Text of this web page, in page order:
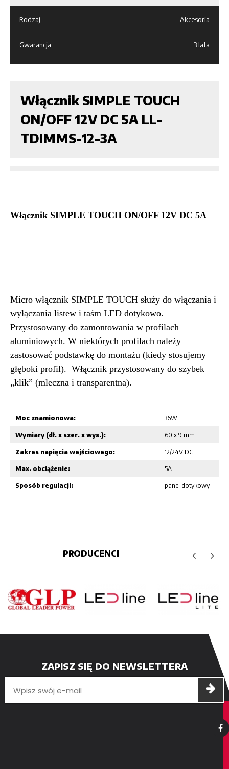
Rodzaj Akcesoria
Gwarancja 3 lata
Włącznik SIMPLE TOUCH
ON/OFF 12V DC 5A LL-
TDIMMS-12-3A
Włącznik SIMPLE TOUCH ON/OFF 12V DC 5A
Micro włącznik SIMPLE TOUCH służy do włączania i
wyłączania listew i taśm LED dotykowo.
Przystosowany do zamontowania w profilach
aluminiowych. W niektórych profilach należy
zastosować podstawkę do montażu (kiedy stosujemy
głęboki profil). Włącznik przystosowany do szybek
„klik” (mleczna i transparentna).
Moc znamionowa: 36W
Wymiary (dł. x szer. x wys.): 60 x 9 mm
Zakres napięcia wejściowego: 12/24V DC
Max. obciążenie: 5A
Sposób regulacji: panel dotykowy
PRODUCENCI
ZAPISZ SIĘ DO NEWSLETTERA